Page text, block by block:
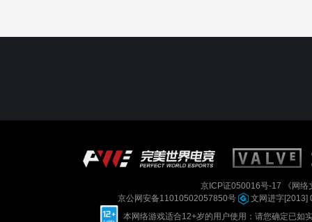
京ICP证050016号-17
《网
京公网安备11010502057850号
文网进字[2013]
本网络游戏适合12+岁的用户使用：请您确定已如